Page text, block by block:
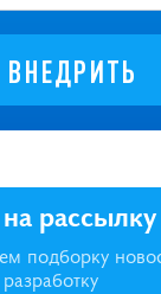
ВНЕДРИТЬ
рассылку
подборку